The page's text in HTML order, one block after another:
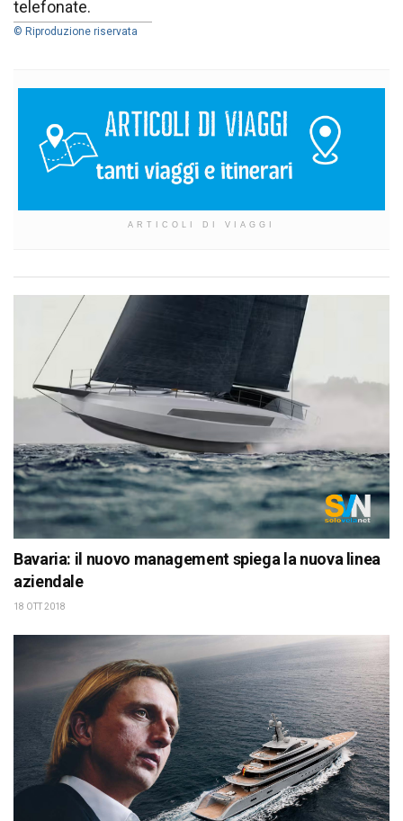
telefonate.
© Riproduzione riservata
ARTICOLI DI VIAGGI
Bavaria: il nuovo management spiega la nuova linea
aziendale
18 OTT 2018